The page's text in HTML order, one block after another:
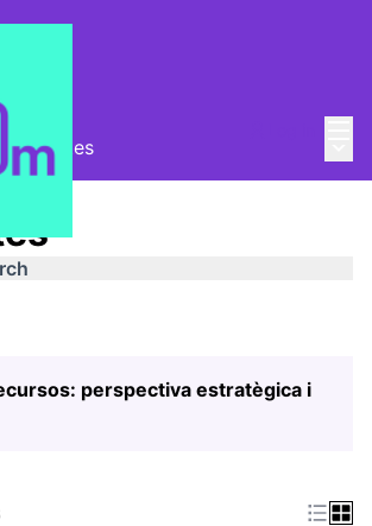
Propostes
perspectiva estratègica i